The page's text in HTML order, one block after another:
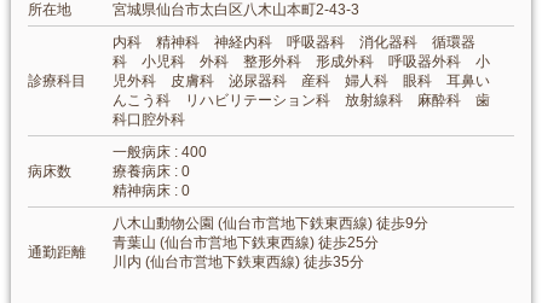
所在地 宮城県仙台市太白区八木山本町2-43-3
診療科目
内科 精神科 神経内科 呼吸器科 消化器科 循環器
科 小児科 外科 整形外科 形成外科 呼吸器外科 小
児外科 皮膚科 泌尿器科 産科 婦人科 眼科 耳鼻い
んこう科 リハビリテーション科 放射線科 麻酔科 歯
科口腔外科
病床数
一般病床 : 400
療養病床 : 0
精神病床 : 0
通勤距離
八木山動物公園 (仙台市営地下鉄東西線) 徒歩9分
青葉山 (仙台市営地下鉄東西線) 徒歩25分
川内 (仙台市営地下鉄東西線) 徒歩35分